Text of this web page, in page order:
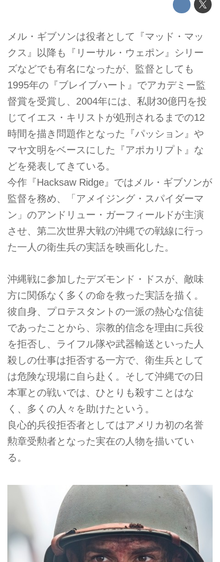
メル・ギブソンは役者として『マッド・マッ
クス』以降も『リーサル・ウェポン』シリー
ズなどでも有名になったが、監督としても
1995年の『ブレイブハート』でアカデミー監
督賞を受賞し、2004年には、私財30億円を投
じてイエス・キリストが処刑されるまでの12
時間を描き問題作となった『パッション』や
マヤ文明をベースにした『アポカリプト』な
どを発表してきている。
今作『Hacksaw Ridge』ではメル・ギブソンが
監督を務め、「アメイジング・スパイダーマ
ン」のアンドリュー・ガーフィールドが主演
させ、第二次世界大戦の沖縄での戦線に行っ
た一人の衛生兵の実話を映画化した。
沖縄戦に参加したデズモンド・ドスが、敵味
方に関係なく多くの命を救った実話を描く。
彼自身、プロテスタントの一派の熱心な信徒
であったことから、宗教的信念を理由に兵役
を拒否し、ライフル隊や武器輸送といった人
殺しの仕事は拒否する一方で、衛生兵として
は危険な現場に自ら赴く。そして沖縄での日
本軍との戦いでは、ひとりも殺すことはな
く、多くの人々を助けたという。
良心的兵役拒否者としてはアメリカ初の名誉
勲章受勲者となった実在の人物を描いてい
る。